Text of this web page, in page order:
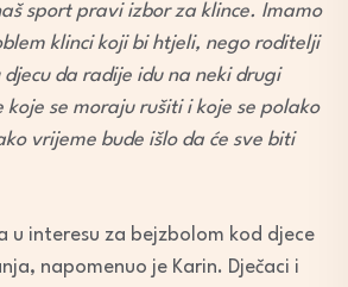
sport pravi izbor za klince. Imamo
klinci koji bi htjeli, nego roditelji
da radije idu na neki drugi
koje se moraju rušiti i koje se polako
vrijeme bude išlo da će sve biti
u interesu za bejzbolom kod djece
napomenuo je Karin. Dječaci i